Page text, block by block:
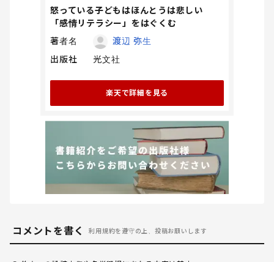
怒っている子どもはほんとうは悲しい
「感情リテラシー」をはぐくむ
著者名
渡辺 弥生
出版社
光文社
楽天で詳細を見る
コメントを書く 利用規約を遵守の上、投稿お願いします